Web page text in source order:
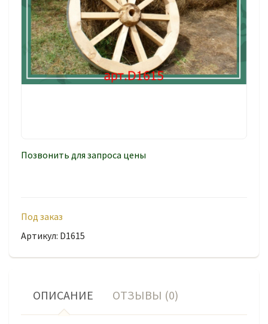
Позвонить для запроса цены
Под заказ
Артикул: D1615
ОПИСАНИЕ ОТЗЫВЫ (0)